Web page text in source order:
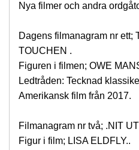
Nya filmer och andra
Dagens filmanagram nr ett;
TOUCHEN .
Figuren i filmen; OWE
Ledtråden: Tecknad
Amerikansk film från 2017.
Filmanagram nr två; .NIT
Figur i film; LISA ELDFLY..